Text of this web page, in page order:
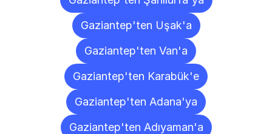
Gaziantep'ten Uşak'a
Gaziantep'ten Van'a
Gaziantep'ten Karabük'e
Gaziantep'ten Adana'ya
Gaziantep'ten Adıyaman'a